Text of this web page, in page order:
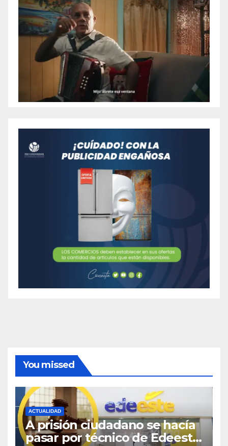
You missed
ACTUALIDAD
A prisión ciudadano se hacía
pasar por técnico de Edeeste